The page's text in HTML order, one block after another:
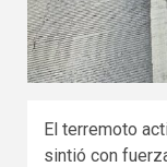
El terremoto
sintió con